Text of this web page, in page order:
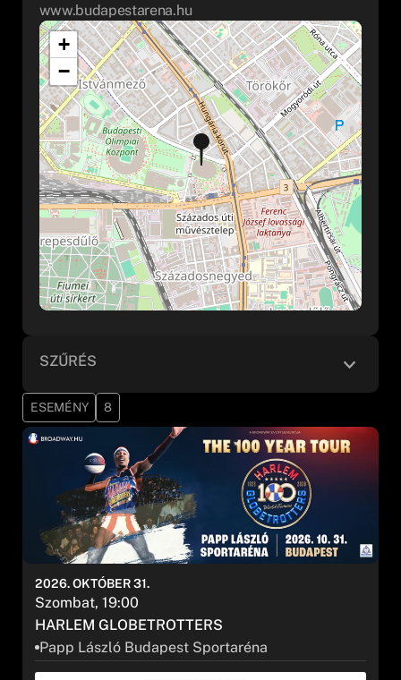
www.budapestarena.hu
+
−
SZŰRÉS
Kategória
Alkategória
ESEMÉNY 8
HARLEM GLOBETROTTERS
Papp László Budapest Sportaréna
2026. OKTÓBER 31.
Szombat, 19:00